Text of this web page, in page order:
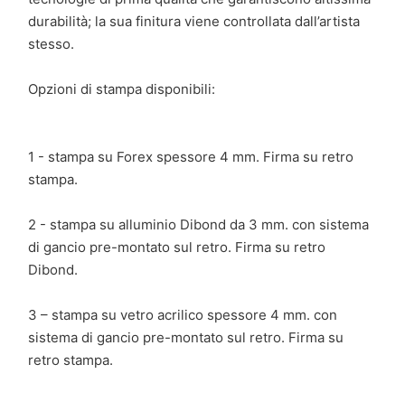
durabilità; la sua finitura viene controllata dall’artista
stesso.
Opzioni di stampa disponibili:
1 - stampa su Forex spessore 4 mm. Firma su retro
stampa.
2 - stampa su alluminio Dibond da 3 mm. con sistema
di gancio pre-montato sul retro. Firma su retro
Dibond.
3 – stampa su vetro acrilico spessore 4 mm. con
sistema di gancio pre-montato sul retro. Firma su
retro stampa.